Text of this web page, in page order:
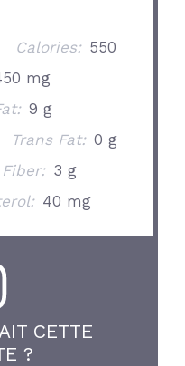
Calories: 550
mg
9 g
Trans Fat: 0 g
Fiber: 3 g
40 mg
CETTE
?